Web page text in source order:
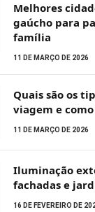
Melhores
gaúcho para
família
11 DE MARÇO DE 2026
Quais são os
viagem e
11 DE MARÇO DE 2026
Iluminação
fachadas e
16 DE FEVEREIRO DE